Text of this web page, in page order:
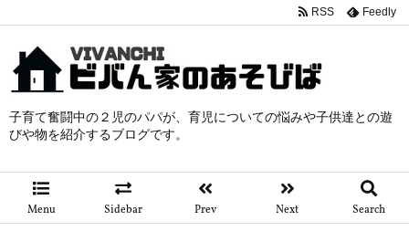
子育て奮闘中の２児のパパが、育児についての悩みや子供達との遊
びや物を紹介するブログです。
Menu Sidebar Prev Next Search
RSS Feedly